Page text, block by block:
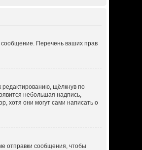
сообщение. Перечень ваших прав
щёлкнув по
небольшая надпись,
хотя они могут сами написать о
отправки сообщения, чтобы